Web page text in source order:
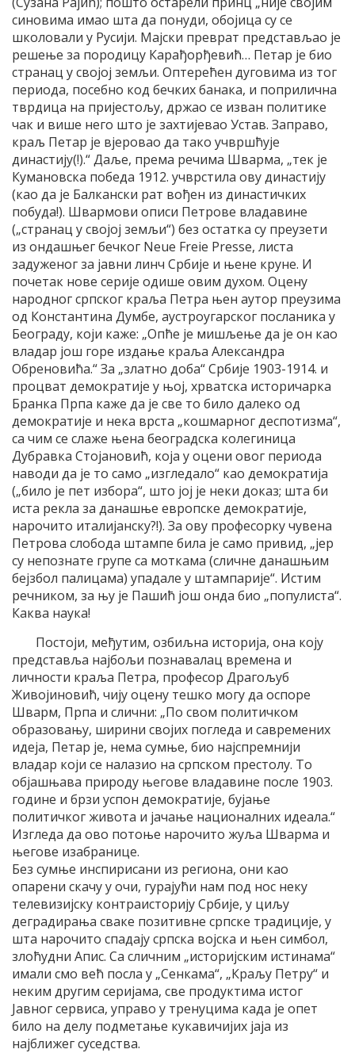
синовима имао шта да понуди, обојица су се
школовали у Русији. Мајски преврат представљао је
решење за породицу Карађорђевић… Петар је био
странац у својој земљи. Оптерећен дуговима из тог
периода, посебно код бечких банака, и поприлична
тврдица на пријестољу, држао се изван политике
чак и више него што је захтијевао Устав. Заправо,
краљ Петар је вјеровао да тако учвршћује
династију(!).“ Даље, према речима Шварма, „тек је
Кумановска победа 1912. учврстила ову династију
(као да је Балкански рат вођен из династичких
побуда!). Швармови описи Петрове владавине
(„странац у својој земљи“) без остатка су преузети
из ондашњег бечког Neue Freie Presse, листа
задуженог за јавни линч Србије и њене круне. И
почетак нове серије одише овим духом. Оцену
народног српског краља Петра њен аутор преузима
од Константина Думбе, аустроугарског посланика у
Београду, који каже: „Опће је мишљење да је он као
владар још горе издање краља Александра
Обреновића.“ За „златно доба“ Србије 1903-1914. и
процват демократије у њој, хрватска историчарка
Бранка Прпа каже да је све то било далеко од
демократије и нека врста „кошмарног деспотизма“,
са чим се слаже њена београдска колегиница
Дубравка Стојановић, која у оцени овог периода
наводи да је то само „изгледало“ као демократија
(„било је пет избора“, што јој је неки доказ; шта би
иста рекла за данашње европске демократије,
нарочито италијанску?!). За ову професорку чувена
Петрова слобода штампе била је само привид, „јер
су непознате групе са моткама (сличне данашњим
бејзбол палицама) упадале у штампарије“. Истим
речником, за њу је Пашић још онда био „популиста“.
Каква наука!
Постоји, међутим, озбиљна историја, она коју
представља најбољи познавалац времена и
личности краља Петра, професор Драгољуб
Живојиновић, чију оцену тешко могу да оспоре
Шварм, Прпа и слични: „По свом политичком
образовању, ширини својих погледа и савремених
идеја, Петар је, нема сумње, био најспремнији
владар који се налазио на српском престолу. То
објашњава природу његове владавине после 1903.
године и брзи успон демократије, бујање
политичког живота и јачање националних идеала.“
Изгледа да ово потоње нарочито жуља Шварма и
његове изабранице.
Без сумње инспирисани из региона, они као
опарени скачу у очи, гурајући нам под нос неку
телевизијску контраисторију Србије, у циљу
деградирања сваке позитивне српске традиције, у
шта нарочито спадају српска војска и њен симбол,
злоћудни Апис. Са сличним „историјским истинама“
имали смо већ посла у „Сенкама“, „Краљу Петру“ и
неким другим серијама, све продуктима истог
Јавног сервиса, управо у тренуцима када је опет
било на делу подметање кукавичијих јаја из
најближег суседства.